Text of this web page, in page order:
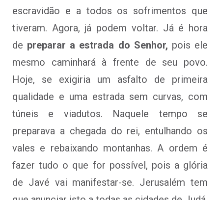
escravidão e a todos os sofrimentos que
tiveram. Agora, já podem voltar. Já é hora
de preparar a estrada do Senhor, pois ele
mesmo caminhará à frente de seu povo.
Hoje, se exigiria um asfalto de primeira
qualidade e uma estrada sem curvas, com
túneis e viadutos. Naquele tempo se
preparava a chegada do rei, entulhando os
vales e rebaixando montanhas. A ordem é
fazer tudo o que for possível, pois a glória
de Javé vai manifestar-se. Jerusalém tem